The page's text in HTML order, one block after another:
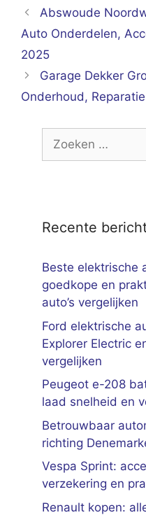
Abswoude
Auto Onderdelen,
2025
Garage Dekker
Onderhoud,
Zoek
Recente
Beste elektrische
goedkope en
auto’s vergelijken
Ford elektrische
Explorer Electric
vergelijken
Peugeot e-208
laad snelheid en
Betrouwbaar
richting
Vespa Sprint:
verzekering en
Renault kopen: